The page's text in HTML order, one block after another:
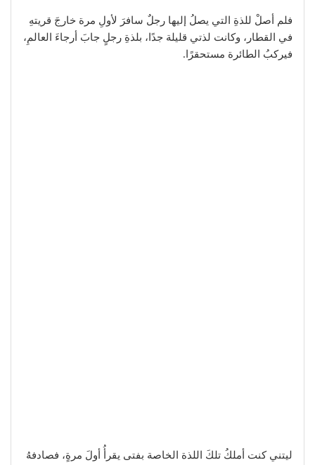
فلم أصلْ للذةِ التي يصلُ إليها رجلٌ سافرَ لأولِ مرة خارجَ قريتهِ
في القطار، وكانت لذتي قليلة جدًا، بلذةِ رجلٍ جابَ أرجاءَ العالمِ،
فيركبُ الطائرة مستحقرًا.
ليتني كنت أملكُ تلكَ اللذة الخاصة بفتى يقرأُ أولَ مرةٍ، فصادفهُ